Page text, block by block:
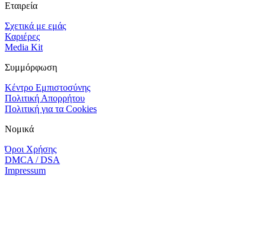
Εταιρεία
Σχετικά με εμάς
Καριέρες
Media Kit
Συμμόρφωση
Κέντρο Εμπιστοσύνης
Πολιτική Απορρήτου
Πολιτική για τα Cookies
Νομικά
Όροι Χρήσης
DMCA / DSA
Impressum